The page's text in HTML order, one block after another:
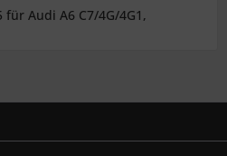
für Audi A6 C7/4G/4G1,